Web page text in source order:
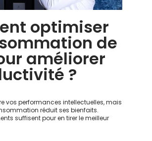
optimiser
de
améliorer
?
vos performances intellectuelles, mais
réduit ses bienfaits.
suffisent pour en tirer le meilleur